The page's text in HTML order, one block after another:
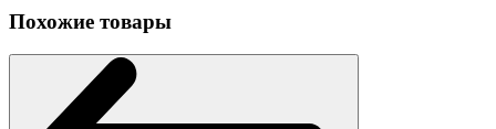
Похожие товары